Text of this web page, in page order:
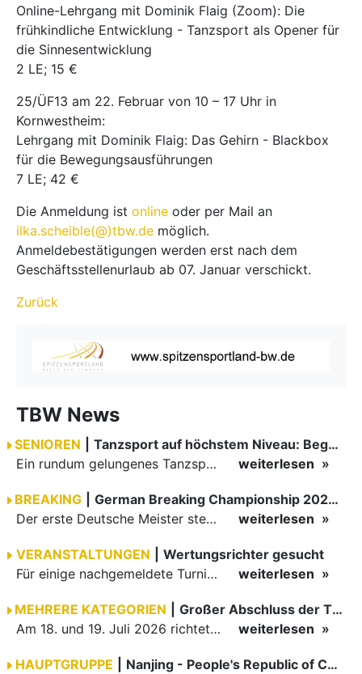
Online-Lehrgang mit Dominik Flaig (Zoom): Die
frühkindliche Entwicklung - Tanzsport als Opener für
die Sinnesentwicklung
2 LE; 15 €
25/ÜF13 am 22. Februar von 10 – 17 Uhr in
Kornwestheim:
Lehrgang mit Dominik Flaig: Das Gehirn - Blackbox
für die Bewegungsausführungen
7 LE; 42 €
Die Anmeldung ist online oder per Mail an
ilka.scheible(@)tbw.de möglich.
Anmeldebestätigungen werden erst nach dem
Geschäftsstellenurlaub ab 07. Januar verschickt.
Zurück
TBW News
SENIOREN
Tanzsport auf höchstem Niveau: Begeisterung bei den Turnieren in…
Ein rundum gelungenes Tanzsport-Wochenende liegt hinter den Paaren und Organisatoren in Enzklösterle. Am 1. und 2. August 2026 verwandelte sich die Festhalle wieder in einen lebendigen Mittelpunkt des…
weiterlesen
BREAKING
German Breaking Championship 2026 in Hannover
Der erste Deutsche Meister steht fest B-Boy Roman siegt bei den Juniors
weiterlesen
VERANSTALTUNGEN
Wertungsrichter gesucht
Für einige nachgemeldete Turniere im 2 Halbjahr sucht der ZWE noch Wertungsrichter.
weiterlesen
MEHRERE KATEGORIEN
Großer Abschluss der TBW-Trophy in Weinheim
Am 18. und 19. Juli 2026 richtete die Tanzsportabteilung (TSA) der TSG 1862 Weinheim das Abschlussturnier der diesjährigen TBW-Trophy-Serie aus. Zum traditionellen Saisonfinale kamen rund 400 Starts über…
weiterlesen
HAUPTGRUPPE
Nanjing - People's Republic of China